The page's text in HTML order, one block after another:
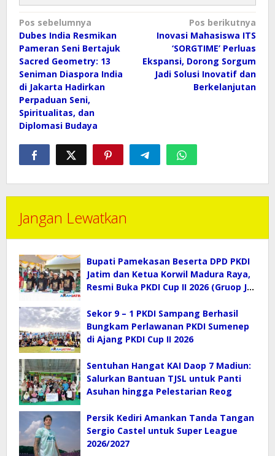
Navigasi
pos
Pos sebelumnya
Dubes India Resmikan
Pameran Seni Bertajuk
Sacred Geometry: 13
Seniman Diaspora India
di Jakarta Hadirkan
Perpaduan Seni,
Spiritualitas, dan
Diplomasi Budaya
Pos berikutnya
Inovasi Mahasiswa ITS
‘SORGTIME’ Perluas
Ekspansi, Dorong Sorgum
Jadi Solusi Inovatif dan
Berkelanjutan
Jangan Lewatkan
Bupati Pamekasan Beserta DPD PKDI
Jatim dan Ketua Korwil Madura Raya,
Resmi Buka PKDI Cup II 2026 (Gruop J)
Sekor 9 – 1 PKDI Sampang Berhasil
Bungkam Perlawanan PKDI Sumenep
di Ajang PKDI Cup II 2026
Sentuhan Hangat KAI Daop 7 Madiun:
Salurkan Bantuan TJSL untuk Panti
Asuhan hingga Pelestarian Reog
Persik Kediri Amankan Tanda Tangan
Sergio Castel untuk Super League
2026/2027